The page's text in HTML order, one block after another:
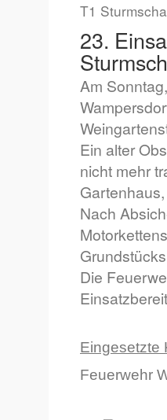
T1
23.
Am
Ein alter
nicht mehr
Nach
Die
Eingesetzte
Feuerwehr